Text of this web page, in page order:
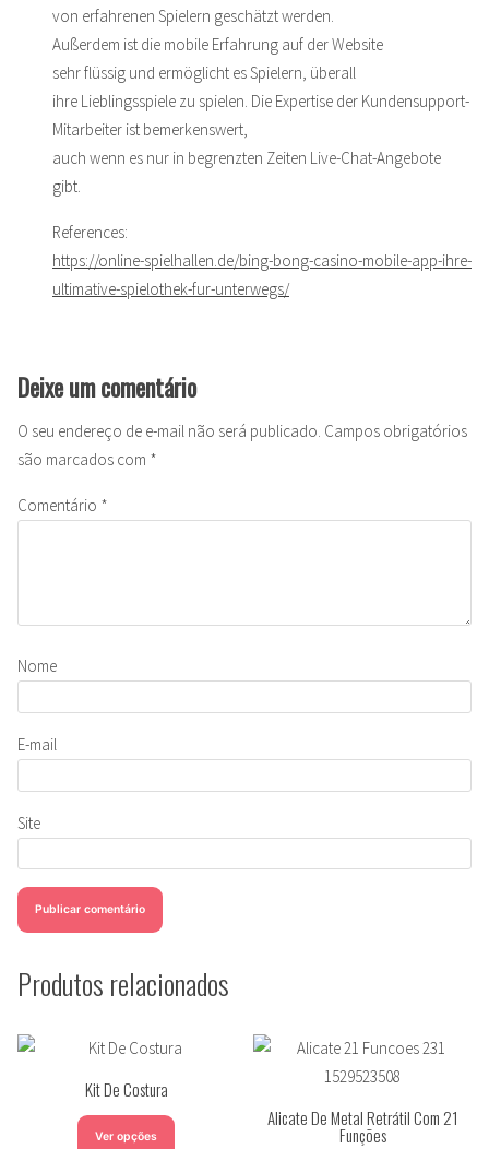
von erfahrenen Spielern geschätzt werden.
Außerdem ist die mobile Erfahrung auf der Website
sehr flüssig und ermöglicht es Spielern, überall
ihre Lieblingsspiele zu spielen. Die Expertise der Kundensupport-
Mitarbeiter ist bemerkenswert,
auch wenn es nur in begrenzten Zeiten Live-Chat-Angebote
gibt.
References:
https://online-spielhallen.de/bing-bong-casino-mobile-app-ihre-
ultimative-spielothek-fur-unterwegs/
Deixe um comentário
O seu endereço de e-mail não será publicado. Campos obrigatórios
são marcados com *
Comentário *
Nome
E-mail
Site
Produtos relacionados
Kit De Costura
Ver opções
Alicate De Metal Retrátil Com 21
Funções